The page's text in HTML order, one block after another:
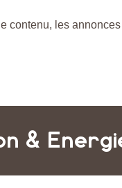
contenu, les
&